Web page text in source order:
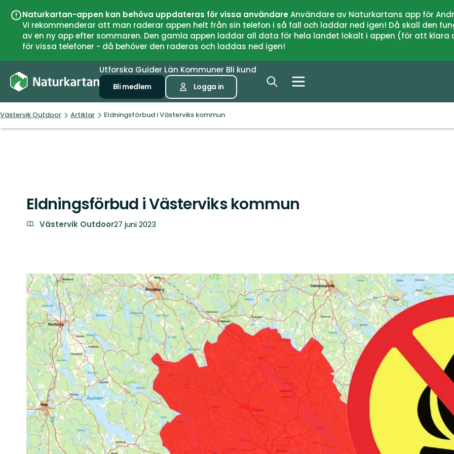
Naturkartan-appen kan behöva uppdateras för vissa användareAnvändare av Naturkartans app för
Vi rekommenderar att man raderar appen helt från sin telefon i så fall och laddar ned igen! Då skall den
av en ny app efter sommaren. Den gamla appen laddar all data för hela landet lokalt i appen (för att
för vissa telefoner - då behöver den raderas och laddas ned igen!
Utforska Guider Län Kommuner Bli kund
Bli medlem Logga in
Västervik Outdoor Artiklar Eldningsförbud i Västerviks kommun
Eldningsförbud i Västerviks kommun
Västervik Outdoor27 juni 2023
Bilder